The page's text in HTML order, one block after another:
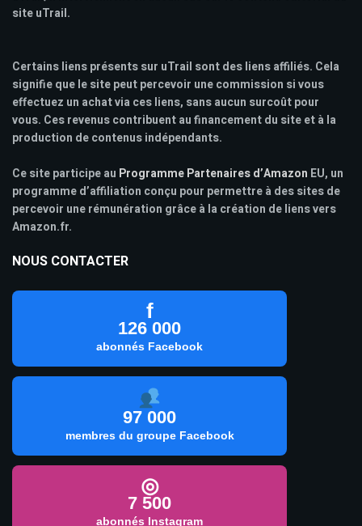
site uTrail.
Certains liens présents sur uTrail sont des liens affiliés. Cela
signifie que le site peut percevoir une commission si vous
effectuez un achat via ces liens, sans aucun surcoût pour
vous. Ces revenus contribuent au financement du site et à la
production de contenus indépendants.
Ce site participe au Programme Partenaires d’Amazon EU, un
programme d’affiliation conçu pour permettre à des sites de
percevoir une rémunération grâce à la création de liens vers
Amazon.fr.
NOUS CONTACTER
f
126 000
abonnés Facebook
97 000
membres du groupe Facebook
◎
7 500
abonnés Instagram